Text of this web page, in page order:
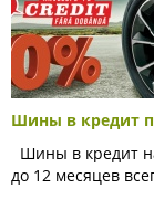
Шины в кредит
Шины в кредит
до 12 месяцев